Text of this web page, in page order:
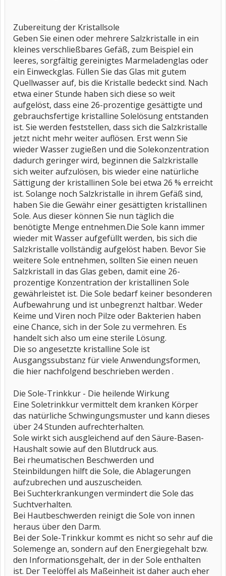
Zubereitung der Kristallsole
Geben Sie einen oder mehrere Salzkristalle in ein
kleines verschließbares Gefäß, zum Beispiel ein
leeres, sorgfältig gereinigtes Marmeladenglas oder
ein Einweckglas. Füllen Sie das Glas mit gutem
Quellwasser auf, bis die Kristalle bedeckt sind. Nach
etwa einer Stunde haben sich diese so weit
aufgelöst, dass eine 26-prozentige gesättigte und
gebrauchsfertige kristalline Solelösung entstanden
ist. Sie werden feststellen, dass sich die Salzkristalle
jetzt nicht mehr weiter auflösen. Erst wenn Sie
wieder Wasser zugießen und die Solekonzentration
dadurch geringer wird, beginnen die Salzkristalle
sich weiter aufzulösen, bis wieder eine natürliche
Sättigung der kristallinen Sole bei etwa 26 % erreicht
ist. Solange noch Salzkristalle in ihrem Gefäß sind,
haben Sie die Gewähr einer gesättigten kristallinen
Sole. Aus dieser können Sie nun täglich die
benötigte Menge entnehmen.Die Sole kann immer
wieder mit Wasser aufgefüllt werden, bis sich die
Salzkristalle vollständig aufgelöst haben. Bevor Sie
weitere Sole entnehmen, sollten Sie einen neuen
Salzkristall in das Glas geben, damit eine 26-
prozentige Konzentration der kristallinen Sole
gewährleistet ist. Die Sole bedarf keiner besonderen
Aufbewahrung und ist unbegrenzt haltbar. Weder
Keime und Viren noch Pilze oder Bakterien haben
eine Chance, sich in der Sole zu vermehren. Es
handelt sich also um eine sterile Lösung.
Die so angesetzte kristalline Sole ist
Ausgangssubstanz für viele Anwendungsformen,
die hier nachfolgend beschrieben werden .
Die Sole-Trinkkur - Die heilende Wirkung
Eine Soletrinkkur vermittelt dem kranken Körper
das natürliche Schwingungsmuster und kann dieses
über 24 Stunden aufrechterhalten.
Sole wirkt sich ausgleichend auf den Säure-Basen-
Haushalt sowie auf den Blutdruck aus.
Bei rheumatischen Beschwerden und
Steinbildungen hilft die Sole, die Ablagerungen
aufzubrechen und auszuscheiden.
Bei Suchterkrankungen vermindert die Sole das
Suchtverhalten.
Bei Hautbeschwerden reinigt die Sole von innen
heraus über den Darm.
Bei der Sole-Trinkkur kommt es nicht so sehr auf die
Solemenge an, sondern auf den Energiegehalt bzw.
den Informationsgehalt, der in der Sole enthalten
ist. Der Teelöffel als Maßeinheit ist daher auch eher